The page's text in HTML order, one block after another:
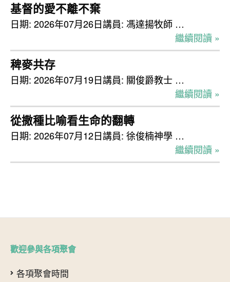
基督的愛不離不棄
日期: 2026年07月26日講員: 馮達揚牧師 …
繼續閱讀 »
稗麥共存
日期: 2026年07月19日講員: 關俊爵教士 …
繼續閱讀 »
從撒種比喻看生命的翻轉
日期: 2026年07月12日講員: 徐俊楠神學 …
繼續閱讀 »
歡迎參與各項聚會
各項聚會時間